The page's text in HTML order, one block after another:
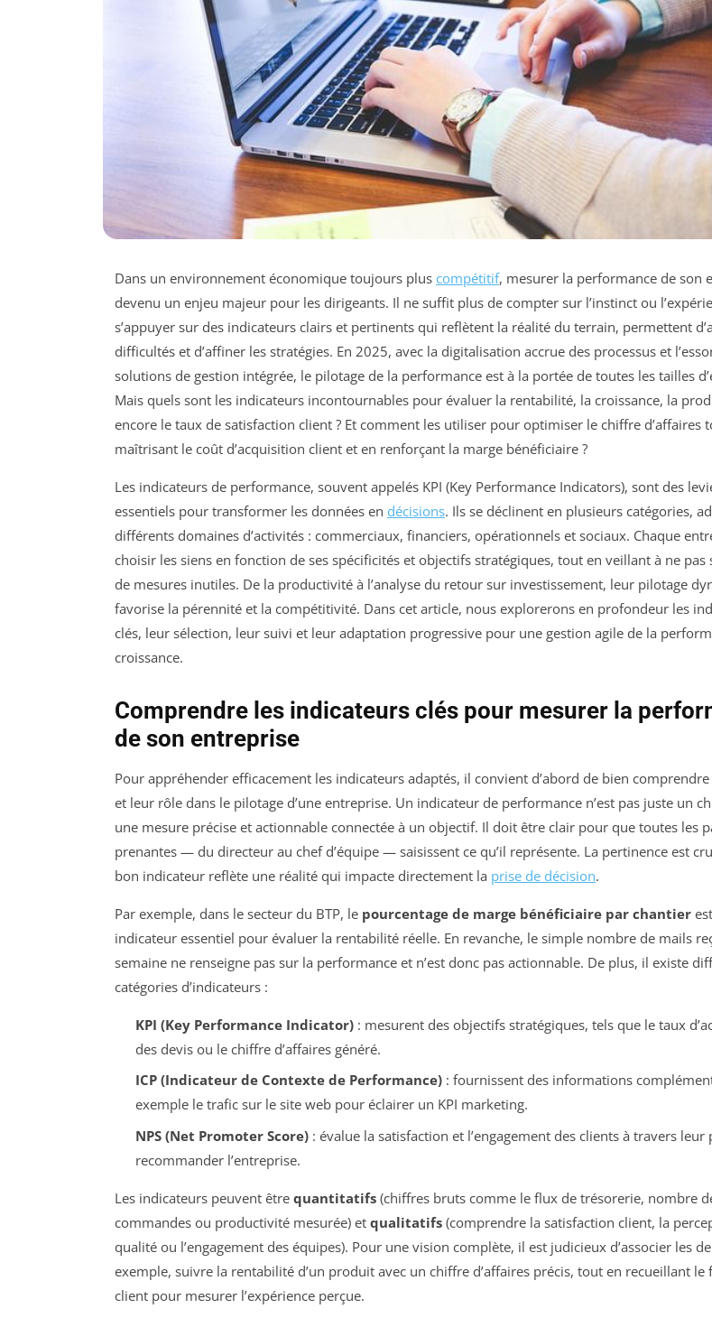
Dans un environnement économique toujours plus compétitif, mesurer la performance de son
devenu un enjeu majeur pour les dirigeants. Il ne suffit plus de compter sur l’instinct ou
s’appuyer sur des indicateurs clairs et pertinents qui reflètent la réalité du terrain, permettent
difficultés et d’affiner les stratégies. En 2025, avec la digitalisation accrue des processus et
solutions de gestion intégrée, le pilotage de la performance est à la portée de toutes les tailles
Mais quels sont les indicateurs incontournables pour évaluer la rentabilité, la croissance, la
encore le taux de satisfaction client ? Et comment les utiliser pour optimiser le chiffre d’affaires
maîtrisant le coût d’acquisition client et en renforçant la marge bénéficiaire ?
Les indicateurs de performance, souvent appelés KPI (Key Performance Indicators), sont des
essentiels pour transformer les données en décisions. Ils se déclinent en plusieurs catégories,
différents domaines d’activités : commerciaux, financiers, opérationnels et sociaux. Chaque
choisir les siens en fonction de ses spécificités et objectifs stratégiques, tout en veillant à ne pas
de mesures inutiles. De la productivité à l’analyse du retour sur investissement, leur pilotage
favorise la pérennité et la compétitivité. Dans cet article, nous explorerons en profondeur les
clés, leur sélection, leur suivi et leur adaptation progressive pour une gestion agile de la
croissance.
Comprendre les indicateurs clés pour mesurer la
de son entreprise
Pour appréhender efficacement les indicateurs adaptés, il convient d’abord de bien
et leur rôle dans le pilotage d’une entreprise. Un indicateur de performance n’est pas juste un
une mesure précise et actionnable connectée à un objectif. Il doit être clair pour que toutes les
prenantes — du directeur au chef d’équipe — saisissent ce qu’il représente. La pertinence est
bon indicateur reflète une réalité qui impacte directement la prise de décision.
Par exemple, dans le secteur du BTP, le pourcentage de marge bénéficiaire par chantier
indicateur essentiel pour évaluer la rentabilité réelle. En revanche, le simple nombre de mails
semaine ne renseigne pas sur la performance et n’est donc pas actionnable. De plus, il existe
catégories d’indicateurs :
KPI (Key Performance Indicator): mesurent des objectifs stratégiques, tels que le taux
des devis ou le chiffre d’affaires généré.
ICP (Indicateur de Contexte de Performance): fournissent des informations
exemple le trafic sur le site web pour éclairer un KPI marketing.
NPS (Net Promoter Score): évalue la satisfaction et l’engagement des clients à travers leur
recommander l’entreprise.
Les indicateurs peuvent être quantitatifs (chiffres bruts comme le flux de trésorerie, nombre
commandes ou productivité mesurée) et qualitatifs (comprendre la satisfaction client, la
qualité ou l’engagement des équipes). Pour une vision complète, il est judicieux d’associer les
exemple, suivre la rentabilité d’un produit avec un chiffre d’affaires précis, tout en recueillant le
client pour mesurer l’expérience perçue.